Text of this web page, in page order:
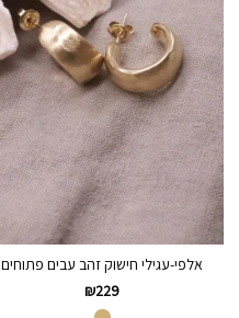
אלפי-עגילי חישוק זהב עבים פתוחים
₪229